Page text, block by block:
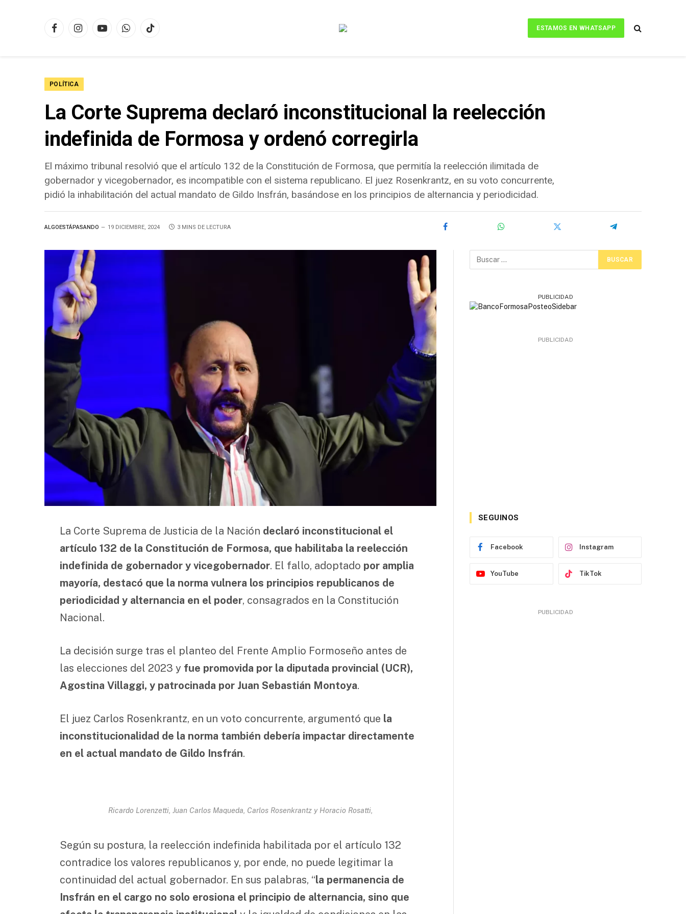
FacebookInstagramYouTubeWhatsAppTikTok
ESTAMOS EN WHATSAPP
POLÍTICA
La Corte Suprema declaró inconstitucional la reelección
indefinida de Formosa y ordenó corregirla
El máximo tribunal resolvió que el artículo 132 de la Constitución de Formosa, que permitía la reelección ilimitada de
gobernador y vicegobernador, es incompatible con el sistema republicano. El juez Rosenkrantz, en su voto concurrente,
pidió la inhabilitación del actual mandato de Gildo Insfrán, basándose en los principios de alternancia y periodicidad.
ALGOESTÁPASANDO 19 DICIEMBRE, 2024 3 MINS DE LECTURA
La Corte Suprema de Justicia de la Nación declaró inconstitucional el
artículo 132 de la Constitución de Formosa, que habilitaba la reelección
indefinida de gobernador y vicegobernador. El fallo, adoptado por amplia
mayoría, destacó que la norma vulnera los principios republicanos de
periodicidad y alternancia en el poder, consagrados en la Constitución
Nacional.
La decisión surge tras el planteo del Frente Amplio Formoseño antes de
las elecciones del 2023 y fue promovida por la diputada provincial (UCR),
Agostina Villaggi, y patrocinada por Juan Sebastián Montoya.
El juez Carlos Rosenkrantz, en un voto concurrente, argumentó que la
inconstitucionalidad de la norma también debería impactar directamente
en el actual mandato de Gildo Insfrán.
Ricardo Lorenzetti, Juan Carlos Maqueda, Carlos Rosenkrantz y Horacio Rosatti,
Según su postura, la reelección indefinida habilitada por el artículo 132
contradice los valores republicanos y, por ende, no puede legitimar la
continuidad del actual gobernador. En sus palabras, “la permanencia de
Insfrán en el cargo no solo erosiona el principio de alternancia, sino que
PUBLICIDAD
PUBLICIDAD
SEGUINOS
Facebook Instagram
YouTube TikTok
PUBLICIDAD